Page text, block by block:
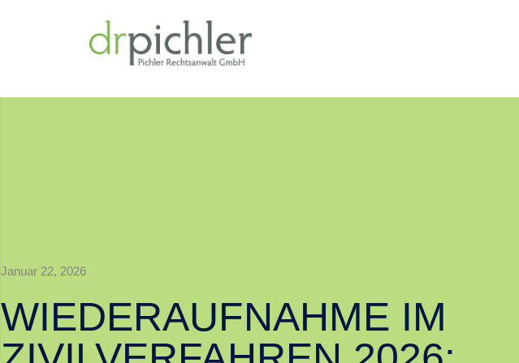
Januar 22, 2026
WIEDERAUFNAHME IM